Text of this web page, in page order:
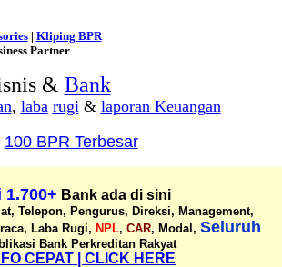
| Kliping BPR
Partner
& Bank
, laba rugi& laporan Keuangan
100 BPR Terbesar
Bank ada di sini
Telepon, Pengurus, Direksi, Management,
Laba Rugi, NPL, CAR, Modal, Seluruh
Bank Perkreditan Rakyat
CEPAT | CLICK HERE